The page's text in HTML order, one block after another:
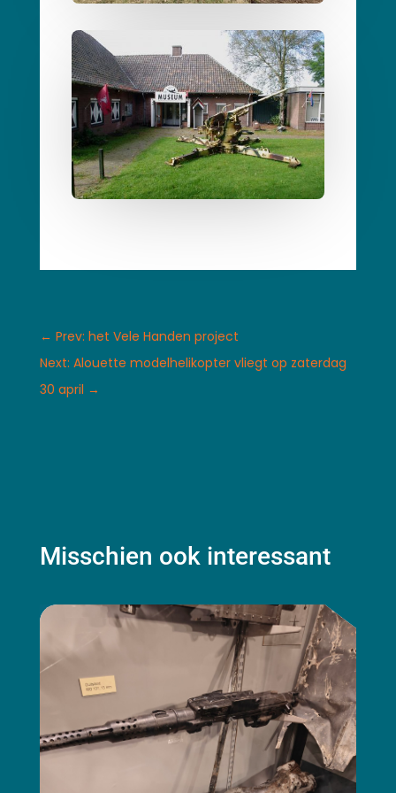
← Prev: het Vele Handen project
Next: Alouette modelhelikopter vliegt op zaterdag
30 april →
Misschien ook interessant